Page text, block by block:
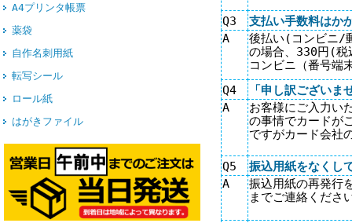
A4プリンタ帳票
薬袋
自作名刺用紙
転写シール
ロール紙
はがきファイル
Q3
支払い手数料はか
A
後払い(コンビニ/
の場合、330円(税
コンビニ（番号端
Q4
「申し訳ござい
A
お客様にご入力い
の事情でカードが
ですがカード会社
Q5
振込用紙をなくし
A
振込用紙の再発行
までご連絡くださ